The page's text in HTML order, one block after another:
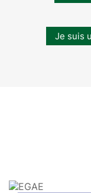
Je suis